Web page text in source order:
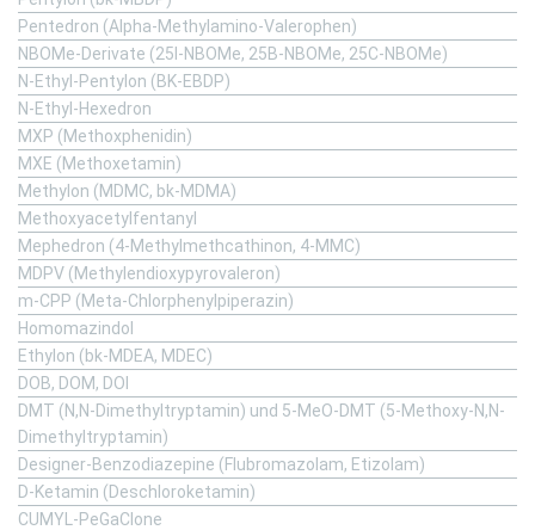
Pentedron (Alpha-Methylamino-Valerophen)
NBOMe-Derivate (25I-NBOMe, 25B-NBOMe, 25C-NBOMe)
N-Ethyl-Pentylon (BK-EBDP)
N-Ethyl-Hexedron
MXP (Methoxphenidin)
MXE (Methoxetamin)
Methylon (MDMC, bk-MDMA)
Methoxyacetylfentanyl
Mephedron (4-Methylmethcathinon, 4-MMC)
MDPV (Methylendioxypyrovaleron)
m-CPP (Meta-Chlorphenylpiperazin)
Homomazindol
Ethylon (bk-MDEA, MDEC)
DOB, DOM, DOI
DMT (N,N-Dimethyltryptamin) und 5-MeO-DMT (5-Methoxy-N,N-
Dimethyltryptamin)
Designer-Benzodiazepine (Flubromazolam, Etizolam)
D-Ketamin (Deschloroketamin)
CUMYL-PeGaClone